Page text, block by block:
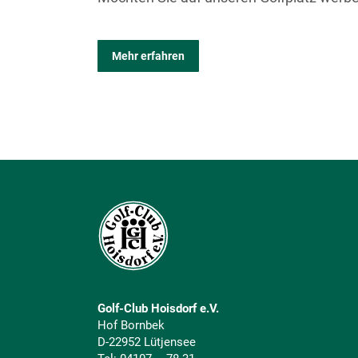
Mehr erfahren
Golf-Club Hoisdorf e.V.
Hof Bornbek
D-22952 Lütjensee